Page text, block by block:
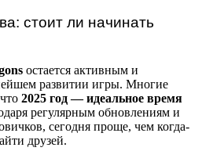
стоит ли начинать
остается активным и
развитии игры. Многие
2025 год — идеальное время
регулярным обновлениям и
сегодня проще, чем когда-
друзей.